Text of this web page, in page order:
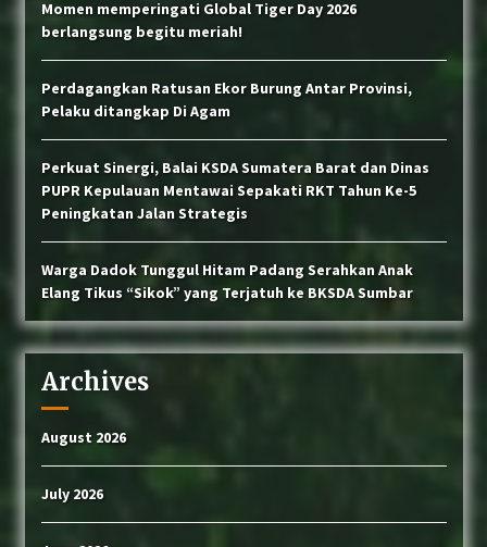
Momen memperingati Global Tiger Day 2026
berlangsung begitu meriah!
Perdagangkan Ratusan Ekor Burung Antar Provinsi,
Pelaku ditangkap Di Agam
Perkuat Sinergi, Balai KSDA Sumatera Barat dan Dinas
PUPR Kepulauan Mentawai Sepakati RKT Tahun Ke-5
Peningkatan Jalan Strategis
Warga Dadok Tunggul Hitam Padang Serahkan Anak
Elang Tikus “Sikok” yang Terjatuh ke BKSDA Sumbar
Archives
August 2026
July 2026